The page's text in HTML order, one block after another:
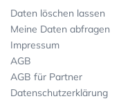
Daten löschen lassen
Meine Daten abfragen
Impressum
AGB
AGB für Partner
Datenschutzerklärung